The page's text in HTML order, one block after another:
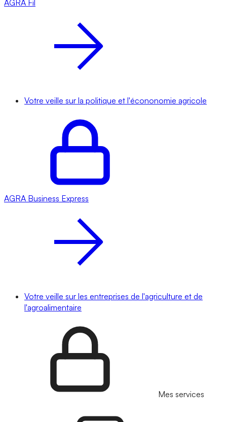
AGRA Fil
Votre veille sur la politique et l'écononomie agricole
AGRA Business Express
Votre veille sur les entreprises de l'agriculture et de
l'agroalimentaire
Mes services